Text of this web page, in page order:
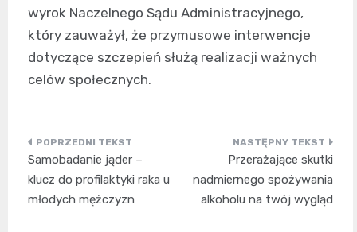
wyrok Naczelnego Sądu Administracyjnego,
który zauważył, że przymusowe interwencje
dotyczące szczepień służą realizacji ważnych
celów społecznych.
Nawigacja
wpisu
Samobadanie jąder –
klucz do profilaktyki raka u
młodych mężczyzn
Przerażające skutki
nadmiernego spożywania
alkoholu na twój wygląd